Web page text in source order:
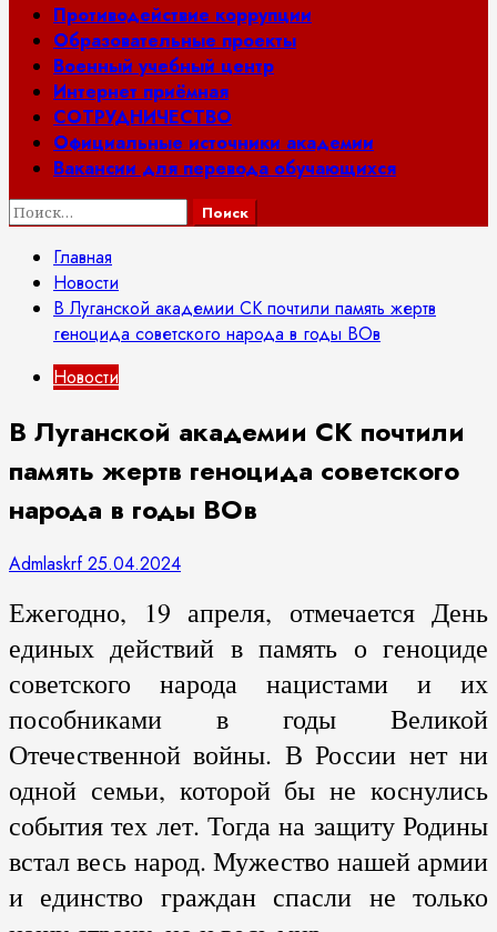
Противодействие коррупции
Образовательные проекты
Военный учебный центр
Интернет приёмная
СОТРУДНИЧЕСТВО
Официальные источники академии
Вакансии для перевода обучающихся
Найти:
Главная
Новости
В Луганской академии СК почтили память жертв
геноцида советского народа в годы ВОв
Новости
В Луганской академии СК почтили
память жертв геноцида советского
народа в годы ВОв
Admlaskrf25.04.2024
Ежегодно, 19 апреля, отмечается День
единых действий в память о геноциде
советского народа нацистами и их
пособниками в годы Великой
Отечественной войны. В России нет ни
одной семьи, которой бы не коснулись
события тех лет. Тогда на защиту Родины
встал весь народ. Мужество нашей армии
и единство граждан спасли не только